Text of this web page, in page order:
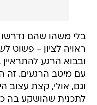
בלי משהו שהם
ראויה לציון - פשוט
ובבוא הרגע
עם מיטב הרגעים. זה
וגם, אולי, קצת עצוב
לתכנית שהושקע בה